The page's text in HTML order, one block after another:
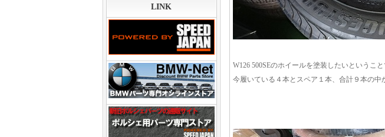
W126 500SEのホイールを塗装したいというこ
今履いている４本とスペア１本、合計９本の中
LINK